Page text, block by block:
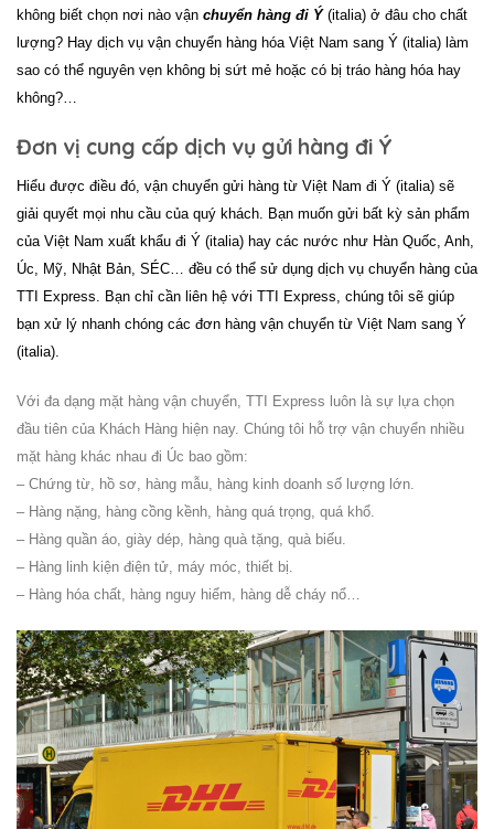
không biết chọn nơi nào vận chuyển hàng đi Ý(italia) ở đâu cho chất
lượng? Hay dịch vụ vận chuyển hàng hóa Việt Nam sang Ý (italia) làm
sao có thể nguyên vẹn không bị sứt mẻ hoặc có bị tráo hàng hóa hay
không?…
Đơn vị cung cấp dịch vụ gửi hàng đi Ý
Hiểu được điều đó, vận chuyển gửi hàng từ Việt Nam đi Ý (italia) sẽ
giải quyết mọi nhu cầu của quý khách. Bạn muốn gửi bất kỳ sản phẩm
của Việt Nam xuất khẩu đi Ý (italia) hay các nước như Hàn Quốc, Anh,
Úc, Mỹ, Nhật Bản, SÉC… đều có thể sử dụng dịch vụ chuyển hàng của
TTI Express. Bạn chỉ cần liên hệ với TTI Express , chúng tôi sẽ giúp
bạn xử lý nhanh chóng các đơn hàng vận chuyển từ Việt Nam sang Ý
(italia).
Với đa dạng mặt hàng vận chuyển, TTI Express luôn là sự lựa chọn
đầu tiên của Khách Hàng hiện nay. Chúng tôi hỗ trợ vận chuyển nhiều
mặt hàng khác nhau đi Úc bao gồm:
– Chứng từ, hồ sơ, hàng mẫu, hàng kinh doanh số lượng lớn.
– Hàng nặng, hàng cồng kềnh, hàng quá trọng, quá khổ.
– Hàng quần áo, giày dép, hàng quà tặng, quà biếu.
– Hàng linh kiện điện tử, máy móc, thiết bị.
– Hàng hóa chất, hàng nguy hiểm, hàng dễ cháy nổ…